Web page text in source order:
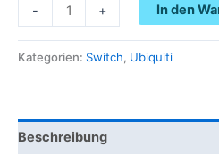
- + In den
Kategorien: Switch, Ubiquiti
Beschreibung